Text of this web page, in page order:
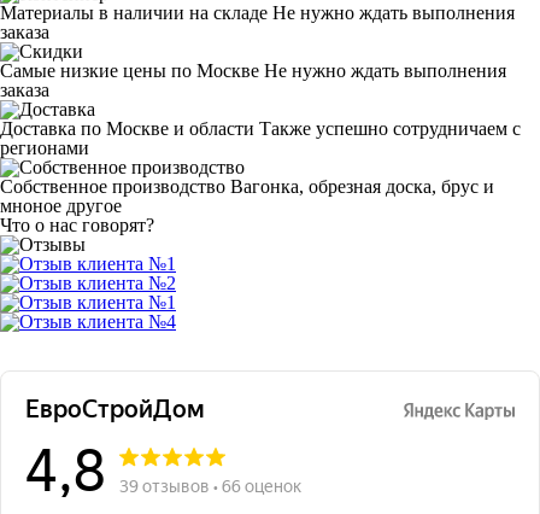
Материалы в наличии на складе Не нужно ждать выполнения
заказа
Самые низкие цены по Москве Не нужно ждать выполнения
заказа
Доставка по Москве и области Также успешно сотрудничаем с
регионами
Собственное производство Вагонка, обрезная доска, брус и
мноное другое
Что о нас говорят?